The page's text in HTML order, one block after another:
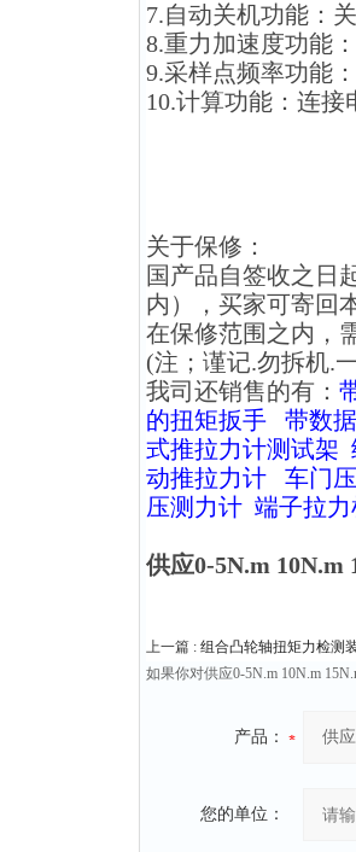
7.自动关机功能：
8.重力加速度功能
9.采样点频率功能
10.计算功能：连
关于保修：
国产品自签收之日
内），买家可寄回
在保修范围之内，
(注；谨记.勿拆机.
我司还销售的有：
的扭矩扳手
带数
式推拉力计测试架
动推拉力计
车门
压测力计 端子拉
供应0-5N.m 10N.m
上一篇 : 组合凸轮轴扭矩力检测
如果你对供应0-5N.m 10N.m
产品：
您的单位：